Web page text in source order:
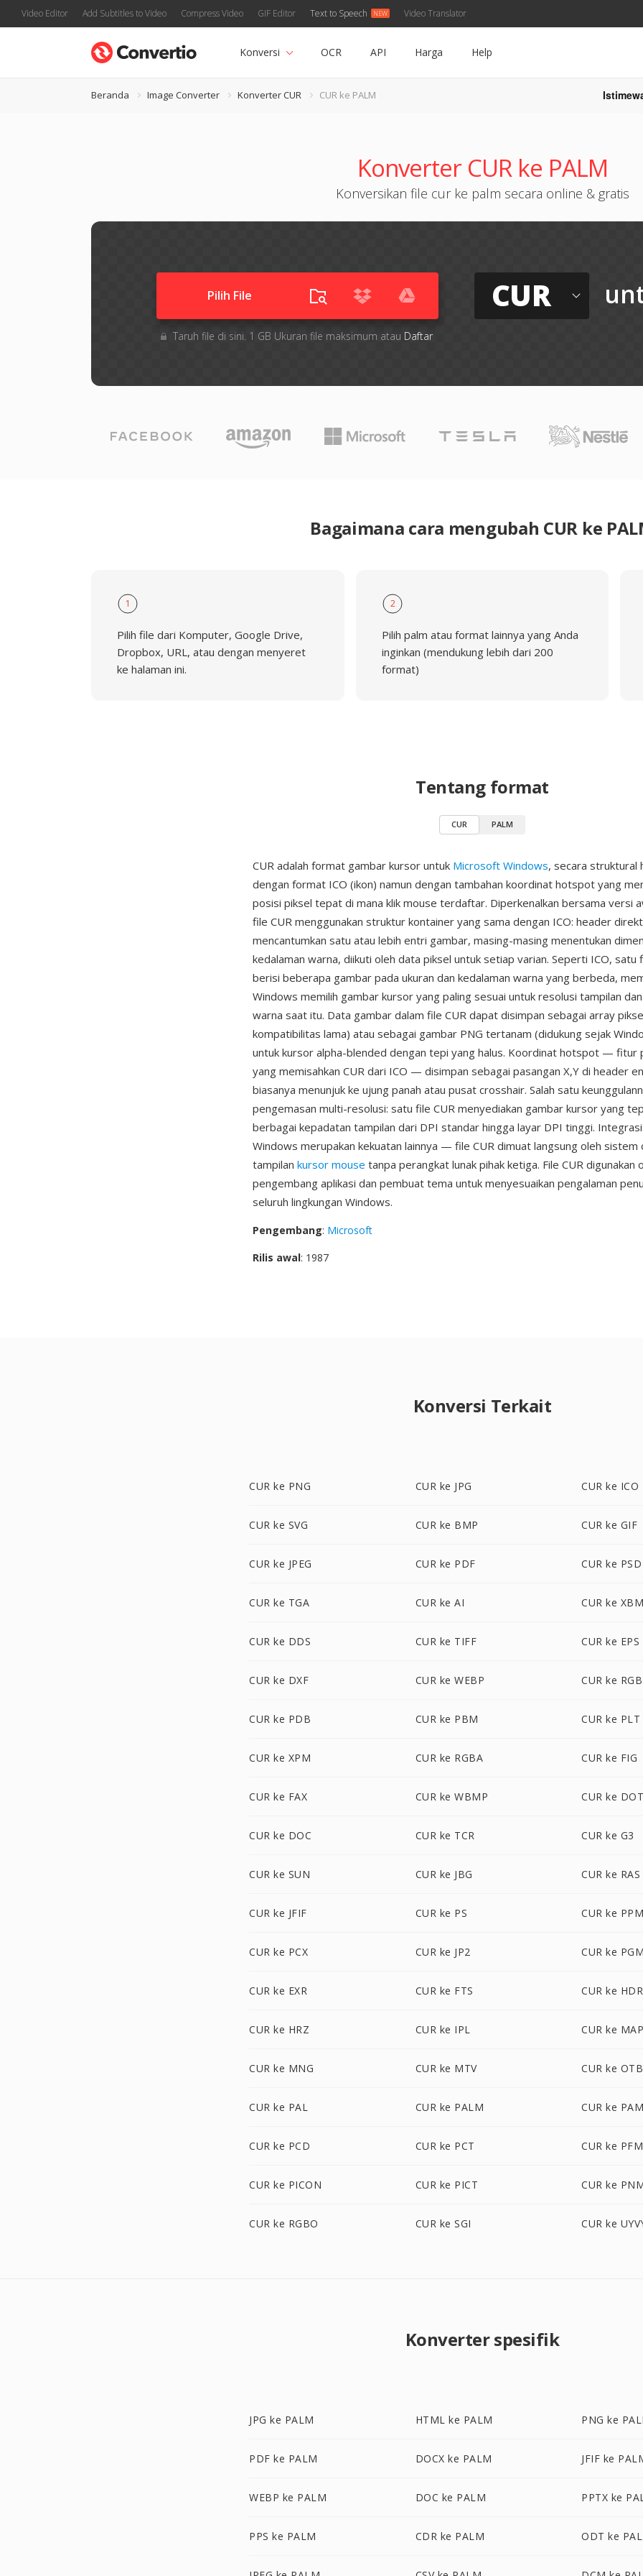
Video Editor Add Subtitles to Video Compress Video GIF Editor Text to Speech Video Translator
Konversi OCR API Harga Help
Beranda Image Converter Konverter CUR CUR ke PALM
Konverter CUR ke PALM
Konversikan file cur ke palm secara online & gratis
Pilih File
Taruh file di sini. 1 GB Ukuran file maksimum atau Daftar
CUR
Bagaimana cara mengubah CUR ke
1
Pilih file dari Komputer, Google Drive,
Dropbox, URL, atau dengan menyeret
ke halaman ini.
2
Pilih palm atau format lainnya yang Anda
inginkan (mendukung lebih dari 200
format)
Tentang format
CUR PALM
CUR adalah format gambar kursor untuk Microsoft Windows, secara struktural
dengan format ICO (ikon) namun dengan tambahan koordinat hotspot yang
posisi piksel tepat di mana klik mouse terdaftar. Diperkenalkan bersama versi
file CUR menggunakan struktur kontainer yang sama dengan ICO: header
mencantumkan satu atau lebih entri gambar, masing-masing menentukan
kedalaman warna, diikuti oleh data piksel untuk setiap varian. Seperti ICO, satu
berisi beberapa gambar pada ukuran dan kedalaman warna yang berbeda,
Windows memilih gambar kursor yang paling sesuai untuk resolusi tampilan
warna saat itu. Data gambar dalam file CUR dapat disimpan sebagai array
kompatibilitas lama) atau sebagai gambar PNG tertanam (didukung sejak
untuk kursor alpha-blended dengan tepi yang halus. Koordinat hotspot — fitur
yang memisahkan CUR dari ICO — disimpan sebagai pasangan X,Y di header
biasanya menunjuk ke ujung panah atau pusat crosshair. Salah satu
pengemasan multi-resolusi: satu file CUR menyediakan gambar kursor yang
berbagai kepadatan tampilan dari DPI standar hingga layar DPI tinggi.
Windows merupakan kekuatan lainnya — file CUR dimuat langsung oleh sistem
tampilan kursor mouse tanpa perangkat lunak pihak ketiga. File CUR digunakan
pengembang aplikasi dan pembuat tema untuk menyesuaikan pengalaman
seluruh lingkungan Windows.
Pengembang: Microsoft
Rilis awal: 1987
Konversi Terkait
CUR ke PNG CUR ke JPG CUR ke ICO
CUR ke SVG CUR ke BMP CUR ke GIF
CUR ke JPEG CUR ke PDF CUR ke PSD
CUR ke TGA CUR ke AI CUR ke
CUR ke DDS CUR ke TIFF CUR ke EPS
CUR ke DXF CUR ke WEBP CUR ke RGB
CUR ke PDB CUR ke PBM CUR ke PLT
CUR ke XPM CUR ke RGBA CUR ke FIG
CUR ke FAX CUR ke WBMP CUR ke
CUR ke DOC CUR ke TCR CUR ke G3
CUR ke SUN CUR ke JBG CUR ke RAS
CUR ke JFIF CUR ke PS CUR ke
CUR ke PCX CUR ke JP2 CUR ke
CUR ke EXR CUR ke FTS CUR ke HDR
CUR ke HRZ CUR ke IPL CUR ke
CUR ke MNG CUR ke MTV CUR ke OTB
CUR ke PAL CUR ke PALM CUR ke
CUR ke PCD CUR ke PCT CUR ke PFM
CUR ke PICON CUR ke PICT CUR ke
CUR ke RGBO CUR ke SGI CUR ke
Konverter spesifik
JPG ke PALM HTML ke PALM PNG ke
PDF ke PALM DOCX ke PALM JFIF ke
WEBP ke PALM DOC ke PALM PPTX ke
PPS ke PALM CDR ke PALM ODT ke